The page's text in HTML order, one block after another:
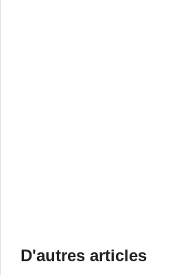
D'autres articles